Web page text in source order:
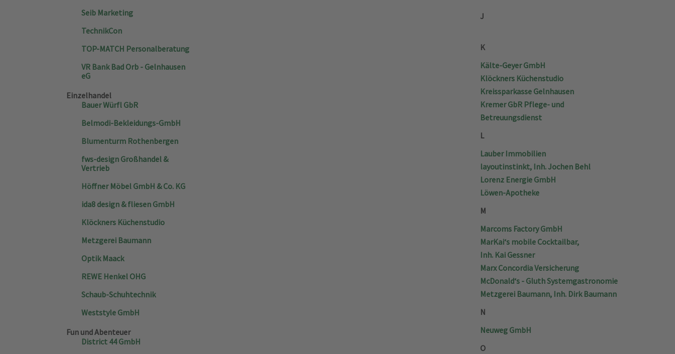
Seib Marketing
TechnikCon
TOP-MATCH Personalberatung
VR Bank Bad Orb - Gelnhausen
eG
Einzelhandel
Bauer Würfl GbR
Belmodi-Bekleidungs-GmbH
Blumenturm Rothenbergen
fws-design Großhandel &
Vertrieb
Höffner Möbel GmbH & Co. KG
ida8 design & fliesen GmbH
Klöckners Küchenstudio
Metzgerei Baumann
Optik Maack
REWE Henkel OHG
Schaub-Schuhtechnik
Weststyle GmbH
Fun und Abenteuer
District 44 GmbH
J
K
Kälte-Geyer GmbH
Klöckners Küchenstudio
Kreissparkasse Gelnhausen
Kremer GbR Pflege- und
Betreuungsdienst
L
Lauber Immobilien
layoutinstinkt, Inh. Jochen Behl
Lorenz Energie GmbH
Löwen-Apotheke
M
Marcoms Factory GmbH
MarKai‘s mobile Cocktailbar,
Inh. Kai Gessner
Marx Concordia Versicherung
McDonald‘s - Gluth Systemgastronomie
Metzgerei Baumann, Inh. Dirk Baumann
N
Neuweg GmbH
O